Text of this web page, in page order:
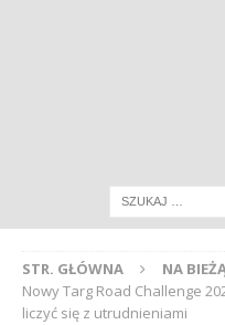
STR. GŁÓWNA NA
Nowy Targ Road Challenge
liczyć się z utrudnieniami